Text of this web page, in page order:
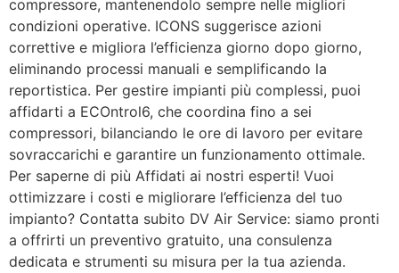
compressore, mantenendolo sempre nelle migliori
condizioni operative. ICONS suggerisce azioni
correttive e migliora l’efficienza giorno dopo giorno,
eliminando processi manuali e semplificando la
reportistica. Per gestire impianti più complessi, puoi
affidarti a ECOntrol6, che coordina fino a sei
compressori, bilanciando le ore di lavoro per evitare
sovraccarichi e garantire un funzionamento ottimale.
Per saperne di più Affidati ai nostri esperti! Vuoi
ottimizzare i costi e migliorare l’efficienza del tuo
impianto? Contatta subito DV Air Service: siamo pronti
a offrirti un preventivo gratuito, una consulenza
dedicata e strumenti su misura per la tua azienda.